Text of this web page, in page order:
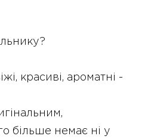
красиві, ароматні -
більше немає ні у